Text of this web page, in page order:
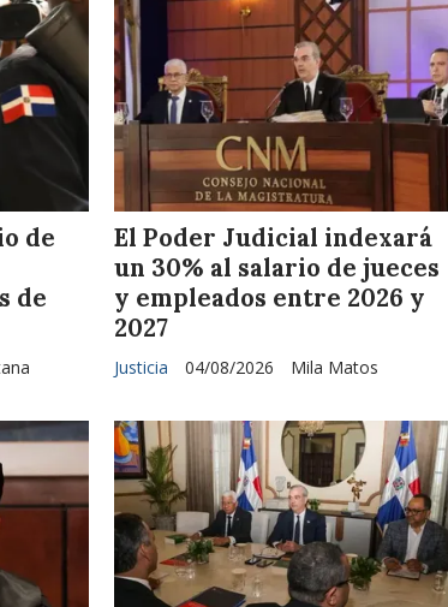
de
de
El Poder Judicial indexará
un 30% al salario de jueces
y empleados entre 2026 y
2027
Mila Matos
Justicia 04/08/2026